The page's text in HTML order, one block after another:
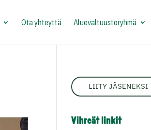
Ota yhteyttä Aluevaltuustoryhmä
LIITY JÄSENEKSI
Vihreät linkit